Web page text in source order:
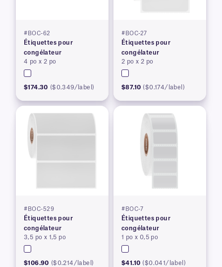
#BOC-62
Étiquettes pour
congélateur
4 po x 2 po
$174.30 ($0.349/label)
#BOC-27
Étiquettes pour
congélateur
2 po x 2 po
$87.10 ($0.174/label)
#BOC-529
Étiquettes pour
congélateur
3,5 po x 1,5 po
$106.90 ($0.214/label)
#BOC-7
Étiquettes pour
congélateur
1 po x 0,5 po
$41.10 ($0.041/label)